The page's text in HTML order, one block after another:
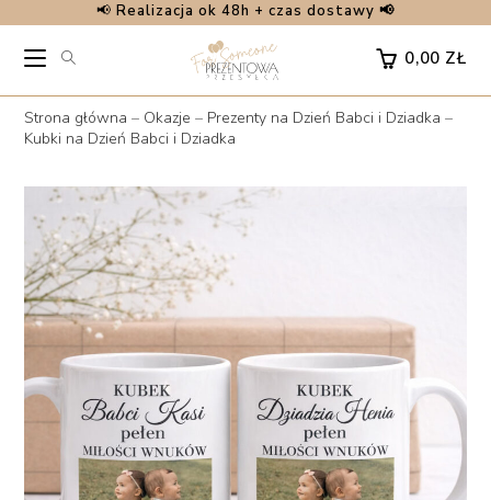
content
📢 Realizacja ok 48h + czas dostawy 📢
0,00 ZŁ
Strona główna – Okazje – Prezenty na Dzień Babci i Dziadka –
Kubki na Dzień Babci i Dziadka